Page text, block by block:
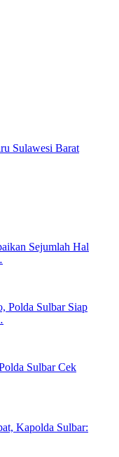
Sulawesi Barat
Sejumlah Hal
Polda Sulbar Siap
Sulbar Cek
Kapolda Sulbar: